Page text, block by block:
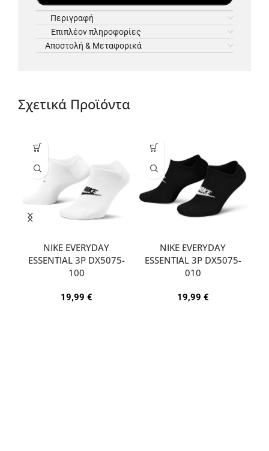
Περιγραφή
Επιπλέον πληροφορίες
Αποστολή & Μεταφορικά
Σχετικά Προϊόντα
NIKE EVERYDAY
ESSENTIAL 3P DX5075-
100
19,99 €
NIKE EVERYDAY
ESSENTIAL 3P DX5075-
010
19,99 €